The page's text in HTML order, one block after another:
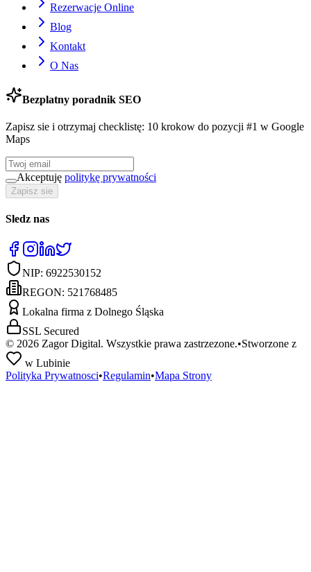
Rezerwacje Online
Blog
Kontakt
O Nas
Bezplatny poradnik SEO
Zapisz sie i otrzymaj checklistę: 10 krokow do pozycji #1 w Google
Maps
Akceptuję politykę prywatności
Zapisz sie
Sledz nas
NIP: 6922530152
REGON: 521768485
Lokalna firma z Dolnego Śląska
SSL Secured
© 2026 Zagor Digital. Wszystkie prawa zastrzezone.•Stworzone z
w Lubinie
Polityka Prywatnosci•Regulamin•Mapa Strony